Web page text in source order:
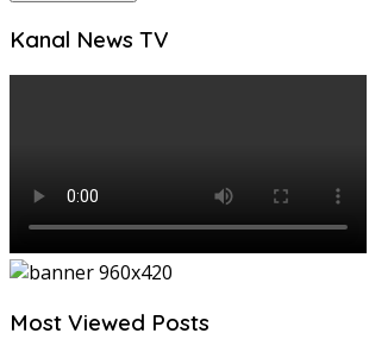
Kanal News TV
Most Viewed Posts